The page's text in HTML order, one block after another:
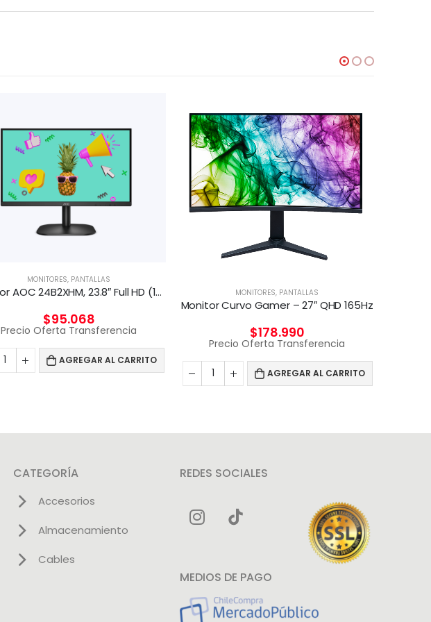
MONITORES, PANTALLAS
Monitor AOC 24B2XHM, 23.8″ Full HD (1920×1080), 75Hz
$95.068
Precio Oferta Transferencia
AGREGAR AL CARRITO
MONITORES, PANTALLAS
Monitor Curvo Gamer – 27″ QHD 165Hz
$178.990
Precio Oferta Transferencia
AGREGAR AL CARRITO
CATEGORÍA
Accesorios
Almacenamiento
Cables
REDES SOCIALES
MEDIOS DE PAGO